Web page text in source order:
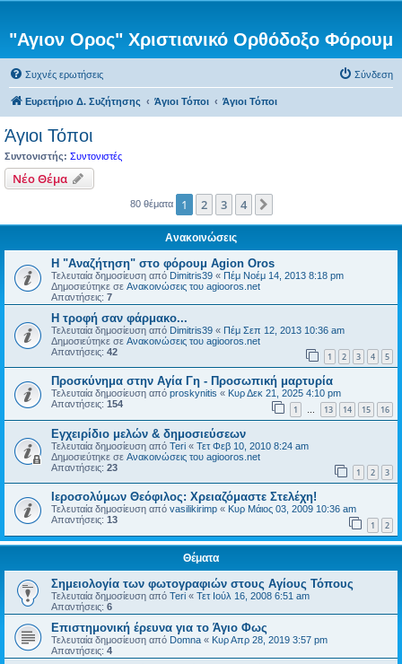
"Αγιον Ορος" Χριστιανικό Ορθόδοξο Φόρουμ
Συχνές ερωτήσεις Σύνδεση
Ευρετήριο Δ. Συζήτησης Άγιοι Τόποι Άγιοι Τόποι
Άγιοι Τόποι
Συντονιστής: Συντονιστές
Νέο Θέμα
80 θέματα 1 2 3 4
Ανακοινώσεις
Η "Αναζήτηση" στο φόρουμ Agion Oros
Τελευταία δημοσίευση από Dimitris39 « Πέμ Νοέμ 14, 2013 8:18 pm
Δημοσιεύτηκε σε Ανακοινώσεις του agiooros.net
Απαντήσεις: 7
H τροφή σαν φάρμακο...
Τελευταία δημοσίευση από Dimitris39 « Πέμ Σεπ 12, 2013 10:36 am
Δημοσιεύτηκε σε Ανακοινώσεις του agiooros.net
Απαντήσεις: 42 1 2 3 4 5
Προσκύνημα στην Αγία Γη - Προσωπική μαρτυρία
Τελευταία δημοσίευση από proskynitis « Κυρ Δεκ 21, 2025 4:10 pm
Απαντήσεις: 154 1 … 13 14 15 16
Εγχειρίδιο μελών & δημοσιεύσεων
Τελευταία δημοσίευση από Teri « Τετ Φεβ 10, 2010 8:24 am
Δημοσιεύτηκε σε Ανακοινώσεις του agiooros.net
Απαντήσεις: 23 1 2 3
Ιεροσολύμων Θεόφιλος: Χρειαζόμαστε Στελέχη!
Τελευταία δημοσίευση από vasilikirimp « Κυρ Μάιος 03, 2009 10:36 am
Απαντήσεις: 13 1 2
Θέματα
Σημειολογία των φωτογραφιών στους Αγίους Τόπους
Τελευταία δημοσίευση από Teri « Τετ Ιούλ 16, 2008 6:51 am
Απαντήσεις: 6
Επιστημονική έρευνα για το Άγιο Φως
Τελευταία δημοσίευση από Domna « Κυρ Απρ 28, 2019 3:57 pm
Απαντήσεις: 4